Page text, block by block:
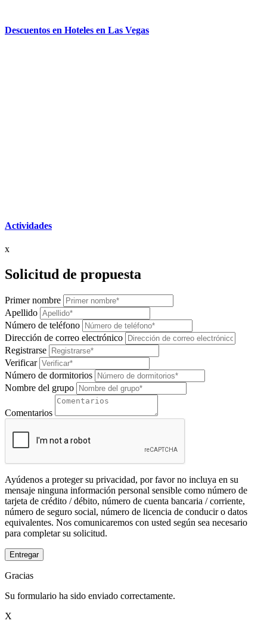
Descuentos en Hoteles en Las Vegas
Actividades
x
Solicitud de propuesta
Primer nombre
Apellido
Número de teléfono
Dirección de correo electrónico
Registrarse
Verificar
Número de dormitorios
Nombre del grupo
Comentarios
Ayúdenos a proteger su privacidad, por favor no incluya en su
mensaje ninguna información personal sensible como número de
tarjeta de crédito / débito, número de cuenta bancaria / corriente,
número de seguro social, número de licencia de conducir o datos
equivalentes. Nos comunicaremos con usted según sea necesario
para completar su solicitud.
Entregar
Gracias
Su formulario ha sido enviado correctamente.
X